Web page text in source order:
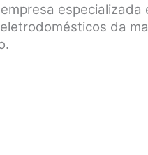
especializada
da